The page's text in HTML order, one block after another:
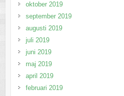
oktober 2019
september 2019
augusti 2019
juli 2019
juni 2019
maj 2019
april 2019
februari 2019